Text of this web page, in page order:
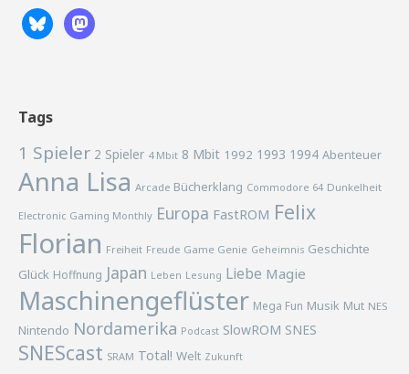
Tags
1 Spieler 2 Spieler 4 Mbit 8 Mbit 1992 1993 1994 Abenteuer
Anna Lisa Arcade Bücherklang Commodore 64 Dunkelheit
Electronic Gaming Monthly Europa FastROM Felix
Florian Freiheit Freude Game Genie Geheimnis Geschichte
Glück Hoffnung Japan Leben Lesung Liebe Magie
Maschinengeflüster Mega Fun Musik Mut NES
Nintendo Nordamerika Podcast SlowROM SNES
SNEScast SRAM Total! Welt Zukunft